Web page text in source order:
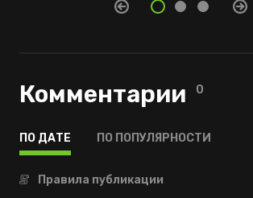
Комментарии 0
ПО ДАТЕ ПО ПОПУЛЯРНОСТИ
Правила публикации